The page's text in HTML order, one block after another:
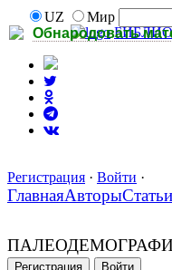
Обнародовать
UZ
Мир
Регистрация · Войти ·
ГлавнаяАвторыСтатьи
Регистрация Войти